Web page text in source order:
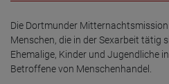
Die Dortmunder
Menschen, die in der Sexarbeit tätig
Ehemalige, Kinder und Jugendliche
Betroffene von Menschenhandel.